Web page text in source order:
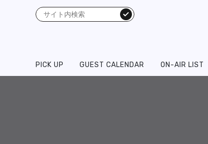
検索
PICK UP GUEST CALENDAR ON-AIR LIST